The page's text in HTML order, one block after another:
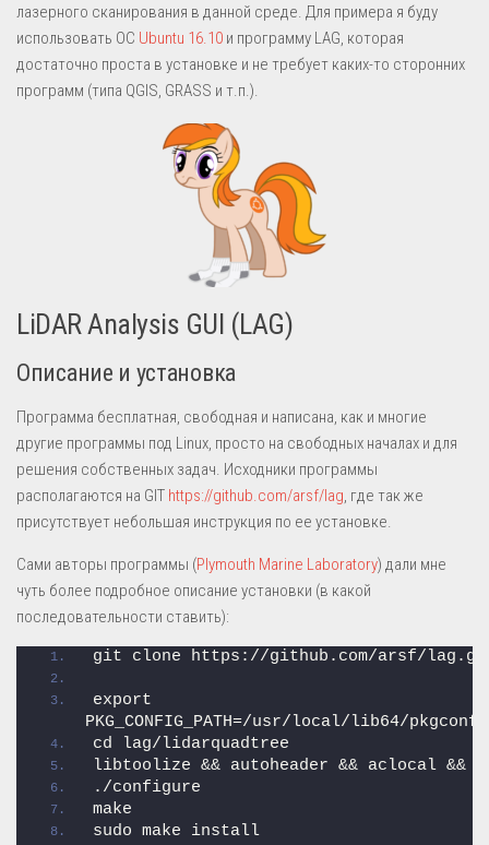
лазерного сканирования в данной среде. Для примера я буду
использовать ОС Ubuntu 16.10 и программу LAG, которая
достаточно проста в установке и не требует каких-то сторонних
программ (типа QGIS, GRASS и т.п.).
LiDAR Analysis GUI (LAG)
Описание и установка
Программа бесплатная, свободная и написана, как и многие
другие программы под Linux, просто на свободных началах и для
решения собственных задач. Исходники программы
располагаются на GIT https://github.com/arsf/lag, где так же
присутствует небольшая инструкция по ее установке.
Сами авторы программы (Plymouth Marine Laboratory) дали мне
чуть более подробное описание установки (в какой
последовательности ставить):
git clone https://github.com/arsf/
export
PKG_CONFIG_PATH=/usr/local/lib64/
cd lag/lidarquadtree
libtoolize && autoheader && aclocal &&
./configure
make
sudo make install